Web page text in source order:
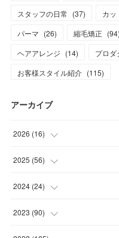
スタッフの日常 (37) カッ
パーマ (26) 縮毛矯正 (94)
ヘアアレンジ (14) プロダ
お客様スタイル紹介 (115)
アーカイブ
2026 (16)
(1
(1
(7
(7)
2025 (56)
(5
(11 )
(17
2024 (24)
(1
2023 (90)